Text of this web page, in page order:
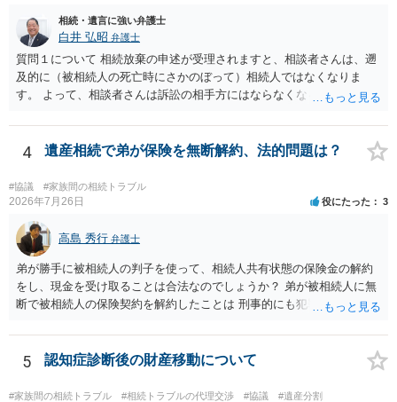
を確認し、印紙と共に家庭裁判所に提出して相続放棄申述受理通知書
を待つという流れになります。
相続・遺言に強い弁護士
白井 弘昭 弁護士
質問１について 相続放棄の申述が受理されますと、相談者さんは、遡
及的に（被相続人の死亡時にさかのぼって）相続人ではなくなりま
す。 よって、相談者さんは訴訟の相手方にはならなくなるので（明け
理証明を家庭裁判所で取得し、コピーを答弁書に添えて裁判所に提出
してください。 質問２について 請求棄却を求める答弁書を提出すれ
があり出席できない）との記載で十分です。 質問３について 弁護士で
はないので、ｍｉｎｔｓでの提出の必要は無いと思います。郵送（期
限までに届けばよい）で十分です。 詳細は、書面記載の裁判所書記官
にお問い合わせください。 以上、ご参考まで。
4 遺産相続で弟が保険を無断解約、法的問題は？
#協議 #家族間の相続トラブル
2026年7月26日 役にたった 3
高島 秀行 弁護士
弟が勝手に被相続人の判子を使って、相続人共有状態の保険金の解約
をし、現金を受け取ることは合法なのでしょうか？ 弟が被相続人に無
断で被相続人の保険契約を解約したことは 刑事的にも犯罪となる可能
された書類のコピーを取得して、弁護士に面談で詳しい事情を話して
相談 されたら良いと思います。
5 認知症診断後の財産移動について
#家族間の相続トラブル #相続トラブルの代理交渉 #協議 #遺産分割